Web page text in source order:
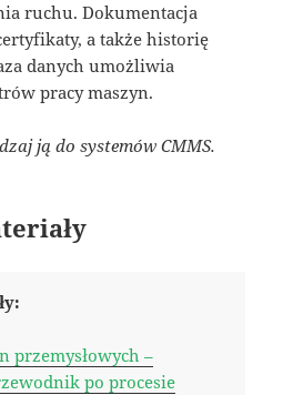
ruchu. Dokumentacja
a także historię
danych umożliwia
pracy maszyn.
ją do systemów CMMS.
przemysłowych –
po procesie